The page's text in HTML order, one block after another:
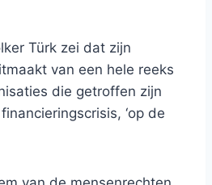
Türk zei dat zijn
van een hele reeks
die getroffen zijn
‘op de